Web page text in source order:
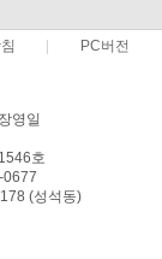
PC버전
영일
호
0677
(성석동)